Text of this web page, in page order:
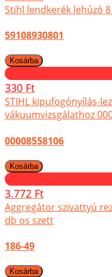
Stihl lendkerék lehúzó
59108930801
330 Ft
STIHL kipufogónyílás-
vákuumvizsgálathoz
00008558106
3.772 Ft
Aggregátor szivattyú
db os szett
186-49